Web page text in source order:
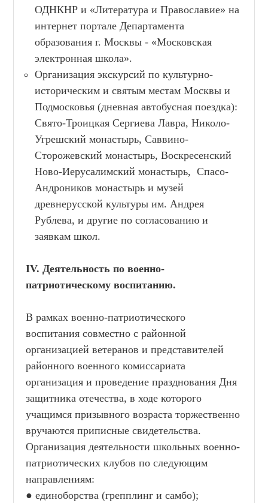
ОДНКНР и «Литература и Православие» на
интернет портале Департамента
образования г. Москвы - «Московская
электронная школа».
Организация экскурсий по культурно-
историческим и святым местам Москвы и
Подмосковья (дневная автобусная поездка):
Свято-Троицкая Сергиева Лавра, Николо-
Угрешский монастырь, Саввино-
Сторожевский монастырь, Воскресенский
Ново-Иерусалимский монастырь, Спасо-
Андроников монастырь и музей
древнерусской культуры им. Андрея
Рублева, и другие по согласованию и
заявкам школ.
IV. Деятельность по военно-
патриотическому воспитанию.
В рамках военно-патриотического
воспитания совместно с районной
организацией ветеранов и представителей
районного военного комиссариата
организация и проведение празднования Дня
защитника отечества, в ходе которого
учащимся призывного возраста торжественно
вручаются приписные свидетельства.
Организация деятельности школьных военно-
патриотических клубов по следующим
направлениям:
● единоборства (грепплинг и самбо);